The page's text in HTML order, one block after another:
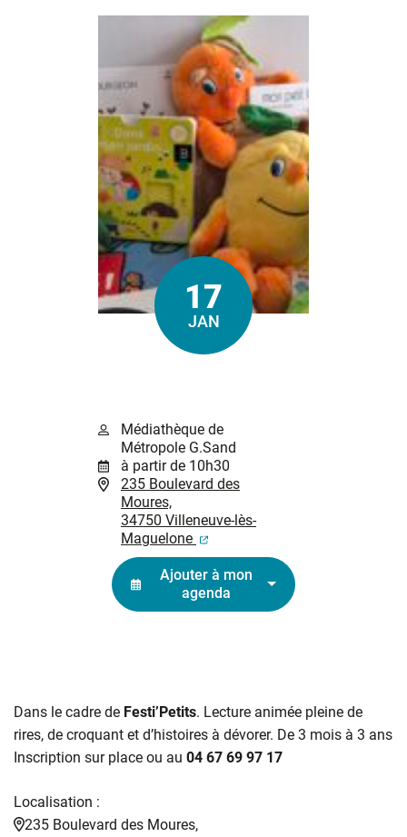
Le
17
JAN
Médiathèque de
Métropole G.Sand
à partir de 10h30
235 Boulevard des
Moures,
34750 Villeneuve-lès-
Maguelone
(ouverture dans un nouvel
Ajouter à mon
agenda
Dans le cadre de Festi’Petits. Lecture animée pleine de
rires, de croquant et d’histoires à dévorer. De 3 mois à 3 ans
Inscription sur place ou au 04 67 69 97 17
Localisation :
235 Boulevard des Moures,